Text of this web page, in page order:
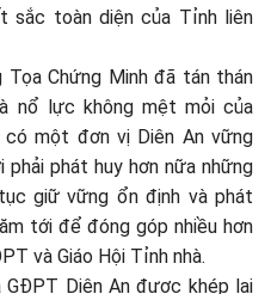
sắc toàn diện của Tỉnh liên
Chứng Minh đã tán thán
nổ lực không mệt mỏi của
có một đơn vị Diên An vững
phải phát huy hơn nữa những
giữ vững ổn định và phát
tới để đóng góp nhiều hơn
và Giáo Hội Tỉnh nhà.
GĐPT Diên An được khép lại